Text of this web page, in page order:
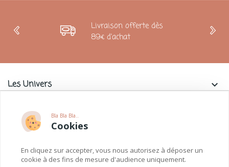
Bla Bla Bla..
Cookies
En cliquez sur accepter, vous nous autorisez à déposer un
cookie à des fins de mesure d'audience uniquement.
Livraison offerte dès
89€ d'achat
Les Univers
keyboard_arrow_down
Charlie & La Petite Souris
Informations
Paiements